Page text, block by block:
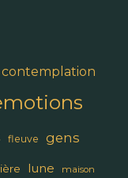
contemplation
fleuve gens
lune maison